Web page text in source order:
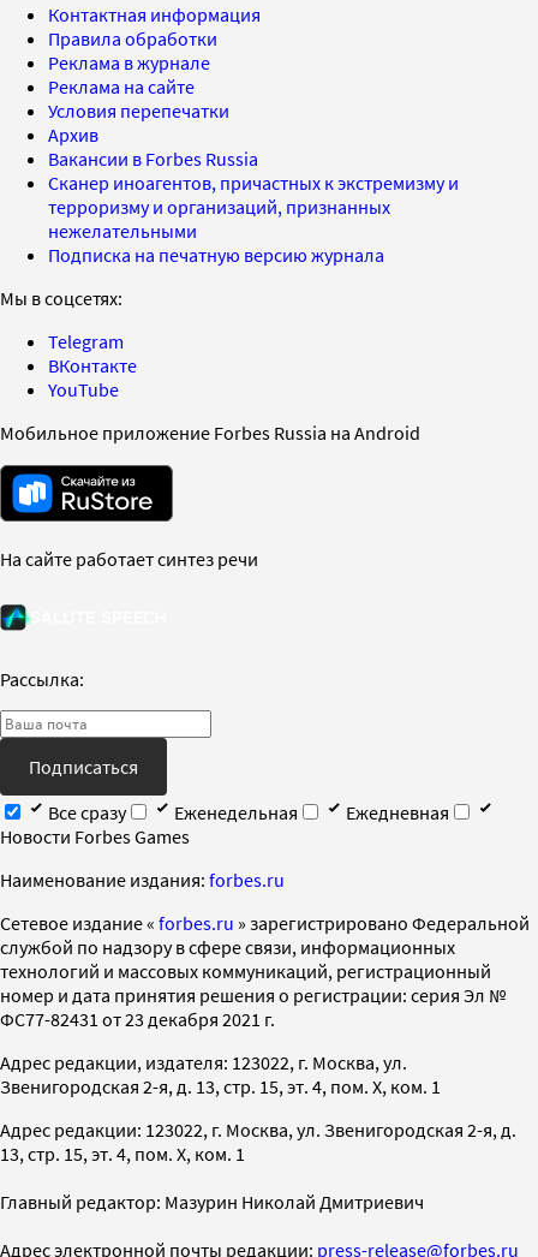
Контактная информация
Правила обработки
Реклама в журнале
Реклама на сайте
Условия перепечатки
Архив
Вакансии в Forbes Russia
Сканер иноагентов, причастных к экстремизму и
терроризму и организаций, признанных
нежелательными
Подписка на печатную версию журнала
Мы в соцсетях:
Telegram
ВКонтакте
YouTube
Мобильное приложение Forbes Russia на Android
На сайте работает синтез речи
Рассылка:
Подписаться
Все сразу
Еженедельная
Ежедневная
Новости Forbes Games
Наименование издания: forbes.ru
Cетевое издание « forbes.ru » зарегистрировано Федеральной
службой по надзору в сфере связи, информационных
технологий и массовых коммуникаций, регистрационный
номер и дата принятия решения о регистрации: серия Эл №
ФС77-82431 от 23 декабря 2021 г.
Адрес редакции, издателя: 123022, г. Москва, ул.
Звенигородская 2-я, д. 13, стр. 15, эт. 4, пом. X, ком. 1
Адрес редакции: 123022, г. Москва, ул. Звенигородская 2-я, д.
13, стр. 15, эт. 4, пом. X, ком. 1
Главный редактор: Мазурин Николай Дмитриевич
Адрес электронной почты редакции: press-release@forbes.ru